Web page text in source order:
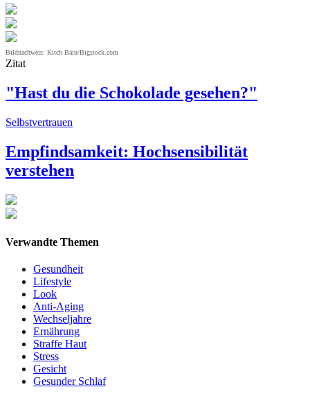
Bildnachweis: Kitch Bain/Bigstock.com
Zitat
"Hast du die Schokolade gesehen?"
Selbstvertrauen
Empfindsamkeit: Hochsensibilität
verstehen
Verwandte Themen
Gesundheit
Lifestyle
Look
Anti-Aging
Wechseljahre
Ernährung
Straffe Haut
Stress
Gesicht
Gesunder Schlaf